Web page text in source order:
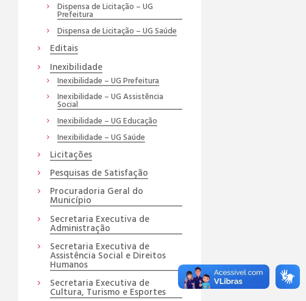
Dispensa de Licitação – UG
Prefeitura
Dispensa de Licitação – UG Saúde
Editais
Inexibilidade
Inexibilidade – UG Prefeitura
Inexibilidade – UG Assistência
Social
Inexibilidade – UG Educação
Inexibilidade – UG Saúde
Licitações
Pesquisas de Satisfação
Procuradoria Geral do
Município
Secretaria Executiva de
Administração
Secretaria Executiva de
Assistência Social e Direitos
Humanos
Secretaria Executiva de
Cultura, Turismo e Esportes